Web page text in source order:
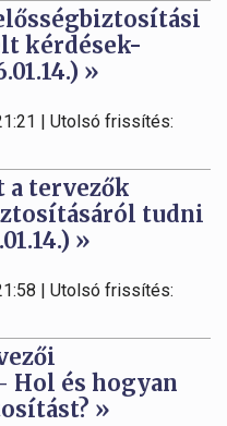
kérdések-
»
| Utolsó frissítés:
a tervezők
tudni
»
| Utolsó frissítés:
Hol és hogyan
»